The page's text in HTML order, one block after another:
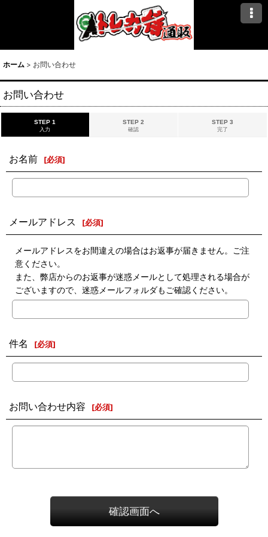
ホーム > お問い合わせ
お問い合わせ
STEP 1
入力
STEP 2
確認
STEP 3
完了
お名前 [必須]
メールアドレス [必須]
メールアドレスをお間違えの場合はお返事が届きません。ご注
意ください。
また、弊店からのお返事が迷惑メールとして処理される場合が
ございますので、迷惑メールフォルダもご確認ください。
件名 [必須]
お問い合わせ内容 [必須]
確認画面へ